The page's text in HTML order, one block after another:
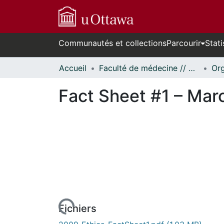
Communautés et collectionsParcourir
Accueil Faculté de médecine // Faculty of Medicine
Fact Sheet #1 –
Fichiers